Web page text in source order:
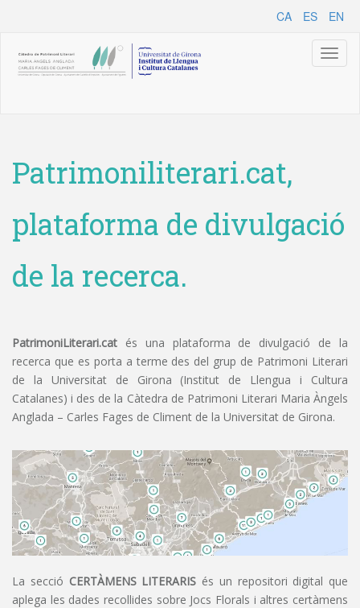
CA ES EN
Patrimoniliterari.cat,
plataforma de divulgació
de la recerca.
PatrimoniLiterari.cat és una plataforma de divulgació de la
recerca que es porta a terme des del grup de Patrimoni Literari
de la Universitat de Girona (Institut de Llengua i Cultura
Catalanes) i des de la Càtedra de Patrimoni Literari Maria Àngels
Anglada – Carles Fages de Climent de la Universitat de Girona.
La secció CERTÀMENS LITERARIS és un repositori digital que
aplega les dades recollides sobre Jocs Florals i altres certàmens